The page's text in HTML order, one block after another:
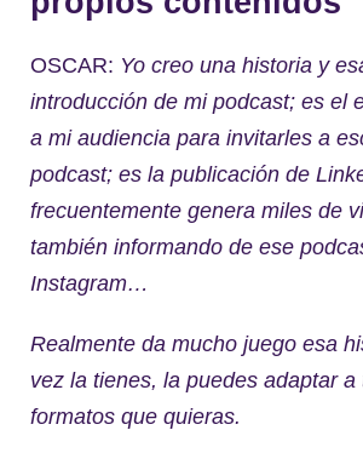
OSCAR: Yo creo una historia y
introducción de mi podcast; es el
a mi audiencia para invitarles a
podcast; es la publicación de
frecuentemente genera miles de
también informando de ese
Instagram…
Realmente da mucho juego esa
vez la tienes, la puedes adaptar a
formatos que quieras.